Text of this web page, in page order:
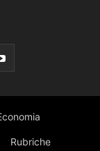
Rubriche